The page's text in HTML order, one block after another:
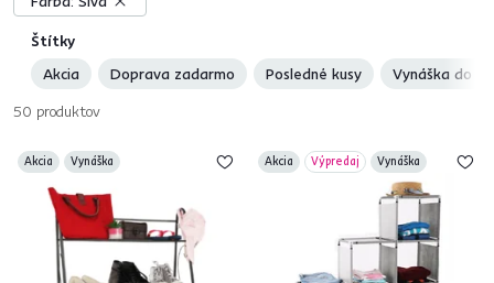
Štítky
Akcia
Doprava zadarmo Posledné kusy Vynáška do
50 produktov
Akcia Vynáška Akcia Výpredaj Vynáška